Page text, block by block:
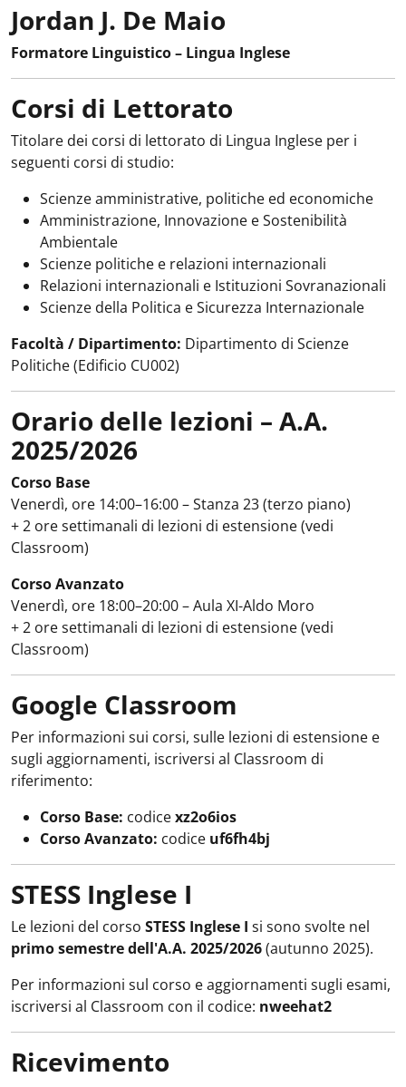
Avvisi:
Jordan J. De Maio
Formatore Linguistico – Lingua Inglese
Corsi di Lettorato
Titolare dei corsi di lettorato di Lingua Inglese per i
seguenti corsi di studio:
Scienze amministrative, politiche ed economiche
Amministrazione, Innovazione e Sostenibilità
Ambientale
Scienze politiche e relazioni internazionali
Relazioni internazionali e Istituzioni Sovranazionali
Scienze della Politica e Sicurezza Internazionale
Facoltà / Dipartimento: Dipartimento di Scienze
Politiche (Edificio CU002)
Orario delle lezioni – A.A.
2025/2026
Corso Base
Venerdì, ore 14:00–16:00 – Stanza 23 (terzo piano)
+ 2 ore settimanali di lezioni di estensione (vedi
Classroom)
Corso Avanzato
Venerdì, ore 18:00–20:00 – Aula XI-Aldo Moro
+ 2 ore settimanali di lezioni di estensione (vedi
Classroom)
Google Classroom
Per informazioni sui corsi, sulle lezioni di estensione e
sugli aggiornamenti, iscriversi al Classroom di
riferimento:
Corso Base: codicexz2o6ios
Corso Avanzato: codice uf6fh4bj
STESS Inglese I
Le lezioni del corso STESS Inglese I si sono svolte nel
primo semestre dell'A.A. 2025/2026(autunno 2025).
Per informazioni sul corso e aggiornamenti sugli esami,
iscriversi al Classroom con il codice: nweehat2
Ricevimento